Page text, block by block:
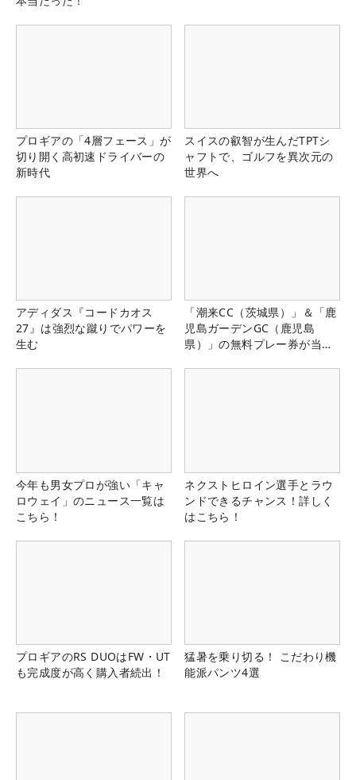
プロギアの「4層フェース」が
切り開く高初速ドライバーの
新時代
スイスの叡智が生んだTPTシ
ャフトで、ゴルフを異次元の
世界へ
アディダス『コードカオス
27』は強烈な蹴りでパワーを
生む
「潮来CC（茨城県）」＆「鹿
児島ガーデンGC（鹿児島
県）」の無料プレー券が当た
今年も男女プロが強い「キャ
ロウェイ」のニュース一覧は
こちら！
ネクストヒロイン選手とラウ
ンドできるチャンス！詳しく
はこちら！
プロギアのRS DUOはFW・UT
も完成度が高く購入者続出！
猛暑を乗り切る！ こだわり機
能派パンツ4選